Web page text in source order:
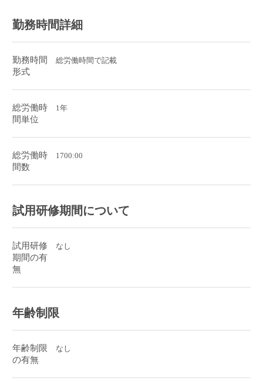
勤務時間詳細
勤務時間
形式
総労働時間で記載
総労働時
間単位
1年
総労働時
間数
1700:00
試用研修期間について
試用研修
期間の有
無
なし
年齢制限
年齢制限
の有無
なし